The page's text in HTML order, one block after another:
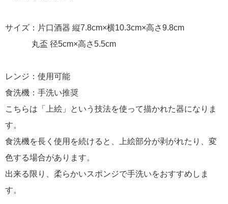
サイズ：片口酒器 縦7.8cm×横10.3cm×高さ9.8cm
丸盃 径5cm×高さ5.5cm
レンジ：使用可能
食洗機：手洗い推奨
こちらは「上絵」という技法を使って描かれた器になりま
す。
食洗機を長く使用を続けると、上絵部分が剥がれたり、変
色する場合があります。
出来る限り、柔らかいスポンジで手洗いをおすすめしま
す。